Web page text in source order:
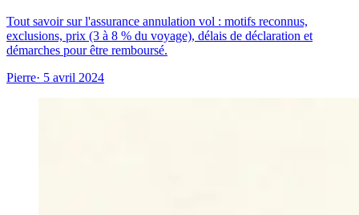
Tout savoir sur l'assurance annulation vol : motifs reconnus,
exclusions, prix (3 à 8 % du voyage), délais de déclaration et
démarches pour être remboursé.
Pierre· 5 avril 2024